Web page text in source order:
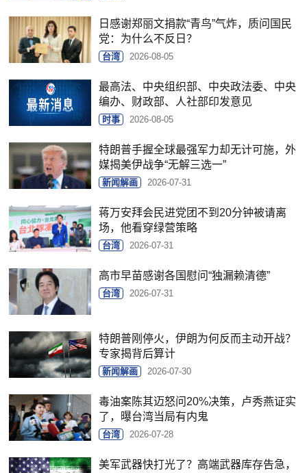
日感谢郑丽文捐款“青鸟”气炸，质问国民
党：为什么不反日？
台湾 2026-08-05
最高法、中央组织部、中央政法委、中央
编办、财政部、人社部印发意见
时事 2026-08-05
特朗普手握全球最强军力却无计可施，外
媒揭美伊战争“无解三选一”
新闻解画 2026-07-31
蒋万安拜会民进党团不到20分钟被请离
场，他看穿绿营策略
台湾 2026-07-31
高市早苗感谢各国慰问“独漏赖清德”
台湾 2026-07-31
特朗普刚停火，伊朗为何反而主动开战？
专家揭背后算计
新闻解画 2026-07-30
毒油案陈其迈怒问20%决策，卢秀燕证实
了，曝台湾当局有内鬼
台湾 2026-07-28
美军武器快打光了？高端武器库存告急，